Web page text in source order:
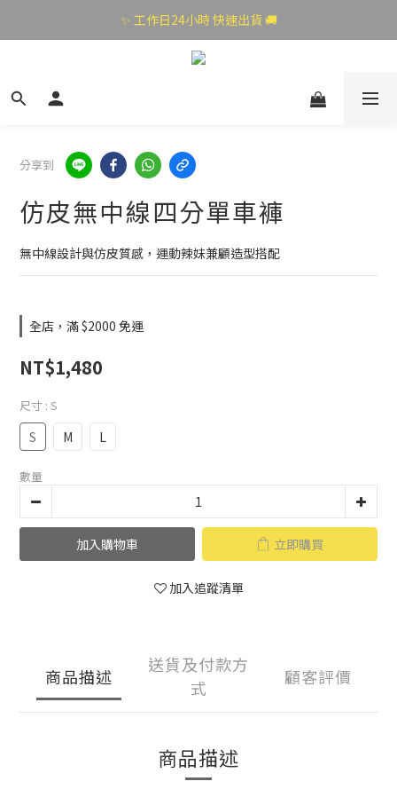
✨ 工作日24小時 快速出貨 🚚
分享到
仿皮無中線四分單車褲
無中線設計與仿皮質感，運動辣妹兼顧造型搭配
全店，滿 $2000 免運
NT$1,480
尺寸 : S
S M L
數量
加入購物車 立即購買
加入追蹤清單
商品描述
送貨及付款方
式
顧客評價
商品描述